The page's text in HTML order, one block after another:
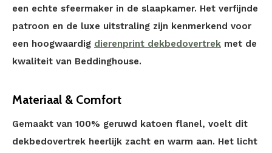
een echte sfeermaker in de slaapkamer. Het verfijnde
patroon en de luxe uitstraling zijn kenmerkend voor
een hoogwaardig dierenprint dekbedovertrek met de
kwaliteit van Beddinghouse.
Materiaal & Comfort
Gemaakt van 100% geruwd katoen flanel, voelt dit
dekbedovertrek heerlijk zacht en warm aan. Het licht